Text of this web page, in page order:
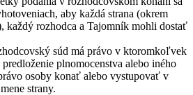
aby každá strana (okrem
každý rozhodca a Tajomník mohli dostať
súd má právo v ktoromkoľvek
plnomocenstva alebo iného
osoby konať alebo vystupovať v
strany.